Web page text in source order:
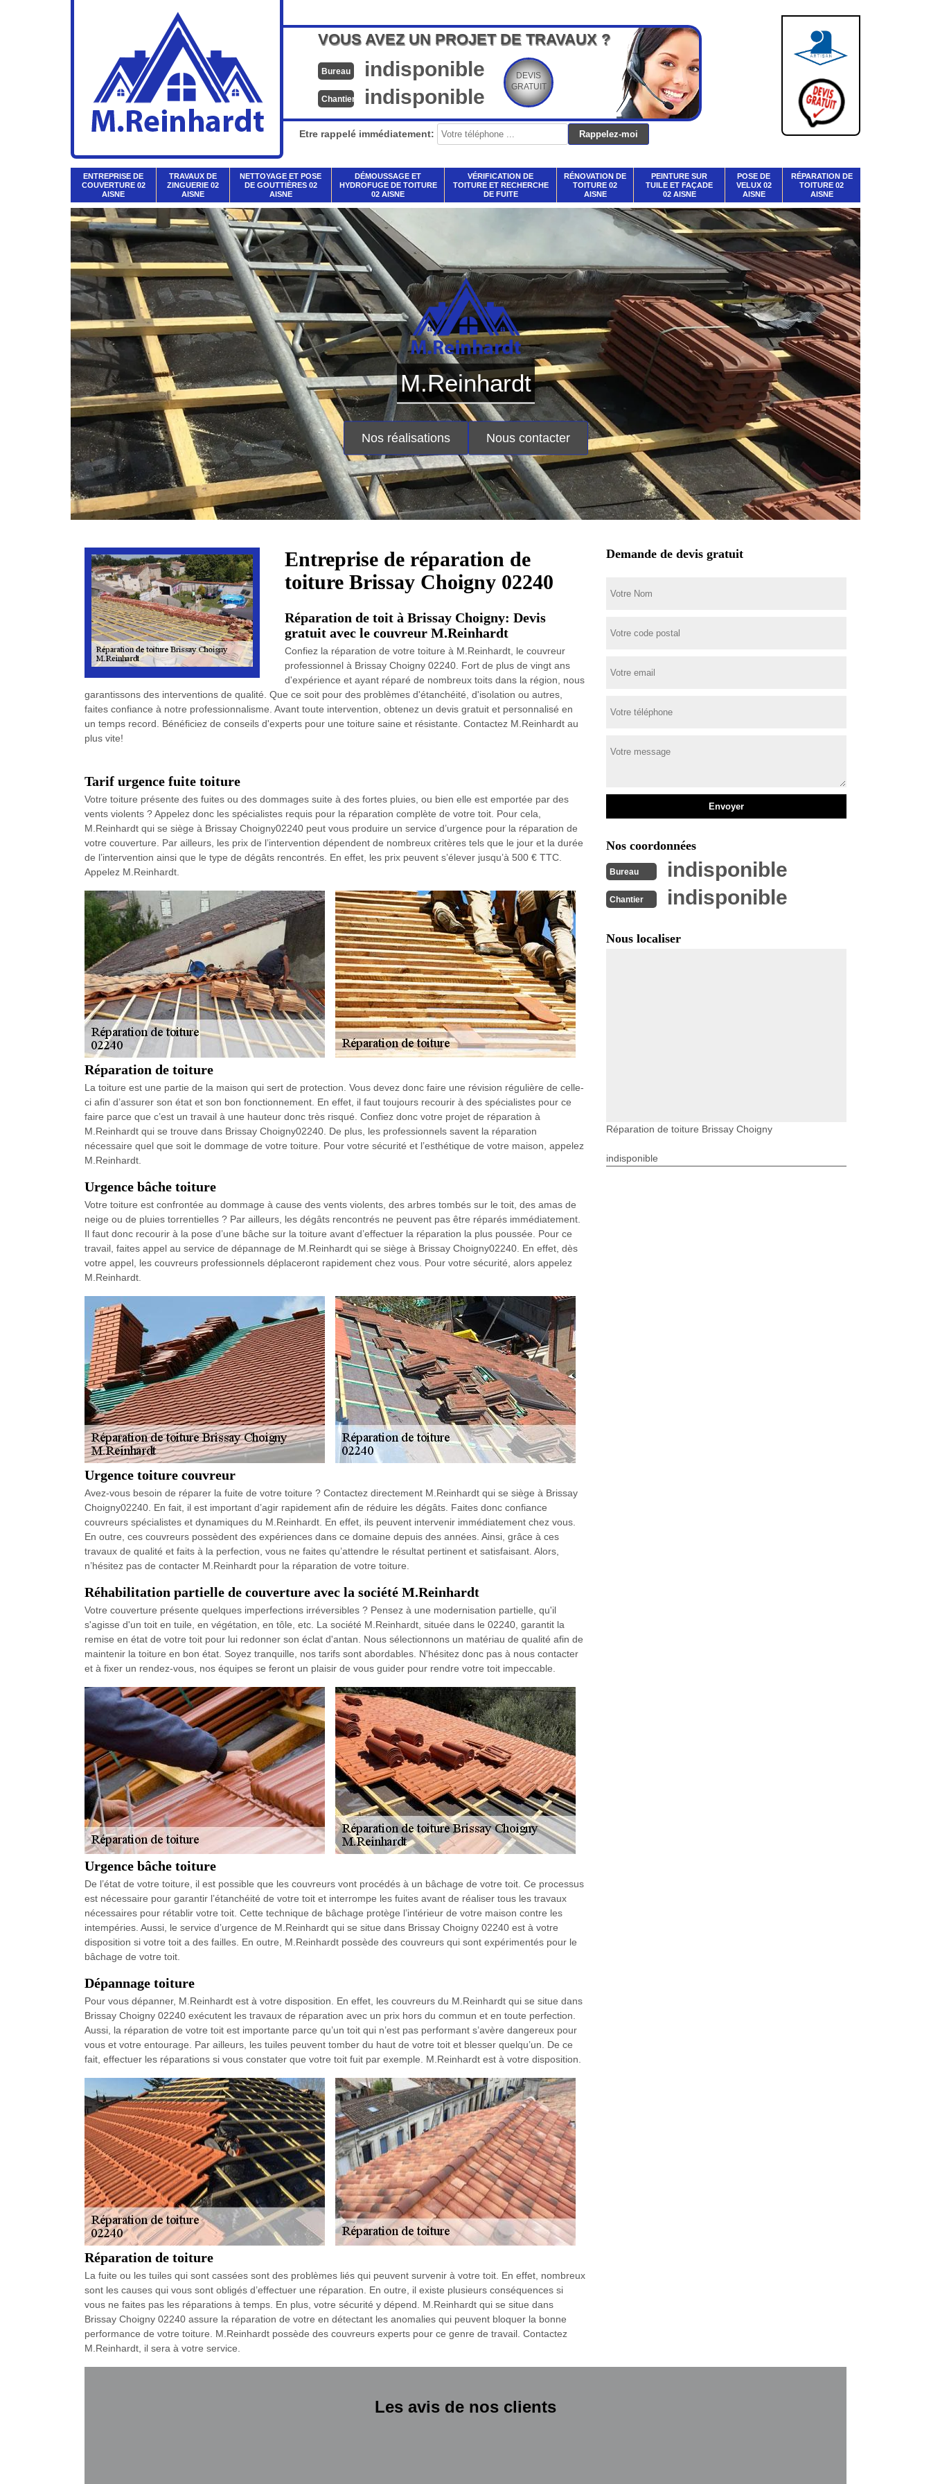
VOUS AVEZ UN PROJET DE TRAVAUX ?
Bureau indisponible
Chantier indisponible
DEVIS
GRATUIT
Etre rappelé immédiatement:
ENTREPRISE DE
COUVERTURE 02
AISNE
TRAVAUX DE
ZINGUERIE 02
AISNE
NETTOYAGE ET POSE
DE GOUTTIÈRES 02
AISNE
DÉMOUSSAGE ET
HYDROFUGE DE TOITURE
02 AISNE
VÉRIFICATION DE
TOITURE ET RECHERCHE
DE FUITE
RÉNOVATION DE
TOITURE 02
AISNE
PEINTURE SUR
TUILE ET FAÇADE
02 AISNE
POSE DE
VELUX 02
AISNE
RÉPARATION DE
TOITURE 02
AISNE
M.Reinhardt
Nos réalisations Nous contacter
Entreprise de réparation de
toiture Brissay Choigny 02240
Réparation de toit à Brissay Choigny: Devis
gratuit avec le couvreur M.Reinhardt
Confiez la réparation de votre toiture à M.Reinhardt, le couvreur
professionnel à Brissay Choigny 02240. Fort de plus de vingt ans
d'expérience et ayant réparé de nombreux toits dans la région, nous
garantissons des interventions de qualité. Que ce soit pour des problèmes d'étanchéité, d'isolation ou autres,
faites confiance à notre professionnalisme. Avant toute intervention, obtenez un devis gratuit et personnalisé en
un temps record. Bénéficiez de conseils d'experts pour une toiture saine et résistante. Contactez M.Reinhardt au
plus vite!
Tarif urgence fuite toiture
Votre toiture présente des fuites ou des dommages suite à des fortes pluies, ou bien elle est emportée par des
vents violents ? Appelez donc les spécialistes requis pour la réparation complète de votre toit. Pour cela,
M.Reinhardt qui se siège à Brissay Choigny02240 peut vous produire un service d’urgence pour la réparation de
votre couverture. Par ailleurs, les prix de l’intervention dépendent de nombreux critères tels que le jour et la durée
de l’intervention ainsi que le type de dégâts rencontrés. En effet, les prix peuvent s’élever jusqu’à 500 € TTC.
Appelez M.Reinhardt.
Réparation de toiture
La toiture est une partie de la maison qui sert de protection. Vous devez donc faire une révision régulière de celle-
ci afin d’assurer son état et son bon fonctionnement. En effet, il faut toujours recourir à des spécialistes pour ce
faire parce que c’est un travail à une hauteur donc très risqué. Confiez donc votre projet de réparation à
M.Reinhardt qui se trouve dans Brissay Choigny02240. De plus, les professionnels savent la réparation
nécessaire quel que soit le dommage de votre toiture. Pour votre sécurité et l’esthétique de votre maison, appelez
M.Reinhardt.
Urgence bâche toiture
Votre toiture est confrontée au dommage à cause des vents violents, des arbres tombés sur le toit, des amas de
neige ou de pluies torrentielles ? Par ailleurs, les dégâts rencontrés ne peuvent pas être réparés immédiatement.
Il faut donc recourir à la pose d’une bâche sur la toiture avant d’effectuer la réparation la plus poussée. Pour ce
travail, faites appel au service de dépannage de M.Reinhardt qui se siège à Brissay Choigny02240. En effet, dès
votre appel, les couvreurs professionnels déplaceront rapidement chez vous. Pour votre sécurité, alors appelez
M.Reinhardt.
Urgence toiture couvreur
Avez-vous besoin de réparer la fuite de votre toiture ? Contactez directement M.Reinhardt qui se siège à Brissay
Choigny02240. En fait, il est important d’agir rapidement afin de réduire les dégâts. Faites donc confiance
couvreurs spécialistes et dynamiques du M.Reinhardt. En effet, ils peuvent intervenir immédiatement chez vous.
En outre, ces couvreurs possèdent des expériences dans ce domaine depuis des années. Ainsi, grâce à ces
travaux de qualité et faits à la perfection, vous ne faites qu’attendre le résultat pertinent et satisfaisant. Alors,
n’hésitez pas de contacter M.Reinhardt pour la réparation de votre toiture.
Réhabilitation partielle de couverture avec la société M.Reinhardt
Votre couverture présente quelques imperfections irréversibles ? Pensez à une modernisation partielle, qu'il
s'agisse d'un toit en tuile, en végétation, en tôle, etc. La société M.Reinhardt, située dans le 02240, garantit la
remise en état de votre toit pour lui redonner son éclat d'antan. Nous sélectionnons un matériau de qualité afin de
maintenir la toiture en bon état. Soyez tranquille, nos tarifs sont abordables. N'hésitez donc pas à nous contacter
et à fixer un rendez-vous, nos équipes se feront un plaisir de vous guider pour rendre votre toit impeccable.
Urgence bâche toiture
De l’état de votre toiture, il est possible que les couvreurs vont procédés à un bâchage de votre toit. Ce processus
est nécessaire pour garantir l’étanchéité de votre toit et interrompe les fuites avant de réaliser tous les travaux
nécessaires pour rétablir votre toit. Cette technique de bâchage protège l’intérieur de votre maison contre les
intempéries. Aussi, le service d’urgence de M.Reinhardt qui se situe dans Brissay Choigny 02240 est à votre
disposition si votre toit a des failles. En outre, M.Reinhardt possède des couvreurs qui sont expérimentés pour le
bâchage de votre toit.
Dépannage toiture
Pour vous dépanner, M.Reinhardt est à votre disposition. En effet, les couvreurs du M.Reinhardt qui se situe dans
Brissay Choigny 02240 exécutent les travaux de réparation avec un prix hors du commun et en toute perfection.
Aussi, la réparation de votre toit est importante parce qu’un toit qui n’est pas performant s’avère dangereux pour
vous et votre entourage. Par ailleurs, les tuiles peuvent tomber du haut de votre toit et blesser quelqu’un. De ce
fait, effectuer les réparations si vous constater que votre toit fuit par exemple. M.Reinhardt est à votre disposition.
Réparation de toiture
La fuite ou les tuiles qui sont cassées sont des problèmes liés qui peuvent survenir à votre toit. En effet, nombreux
sont les causes qui vous sont obligés d’effectuer une réparation. En outre, il existe plusieurs conséquences si
vous ne faites pas les réparations à temps. En plus, votre sécurité y dépend. M.Reinhardt qui se situe dans
Brissay Choigny 02240 assure la réparation de votre en détectant les anomalies qui peuvent bloquer la bonne
performance de votre toiture. M.Reinhardt possède des couvreurs experts pour ce genre de travail. Contactez
M.Reinhardt, il sera à votre service.
Demande de devis gratuit
Nos coordonnées
Bureau indisponible
Chantier indisponible
Nous localiser
Réparation de toiture Brissay Choigny
indisponible
Les avis de nos clients